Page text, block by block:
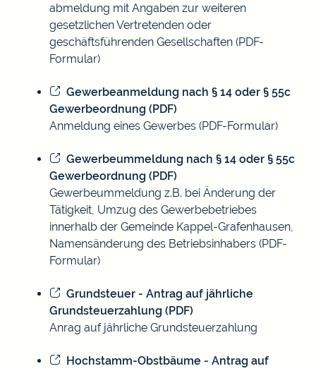
abmeldung mit Angaben zur weiteren
gesetzlichen Vertretenden oder
geschäftsführenden Gesellschaften (PDF-
Formular)
Gewerbeanmeldung nach § 14 oder § 55c
Gewerbeordnung (PDF)
Anmeldung eines Gewerbes (PDF-Formular)
Gewerbeummeldung nach § 14 oder § 55c
Gewerbeordnung (PDF)
Gewerbeummeldung z.B. bei Änderung der
Tätigkeit, Umzug des Gewerbebetriebes
innerhalb der Gemeinde Kappel-Grafenhausen,
Namensänderung des Betriebsinhabers (PDF-
Formular)
Grundsteuer - Antrag auf jährliche
Grundsteuerzahlung (PDF)
Anrag auf jährliche Grundsteuerzahlung
Hochstamm-Obstbäume - Antrag auf